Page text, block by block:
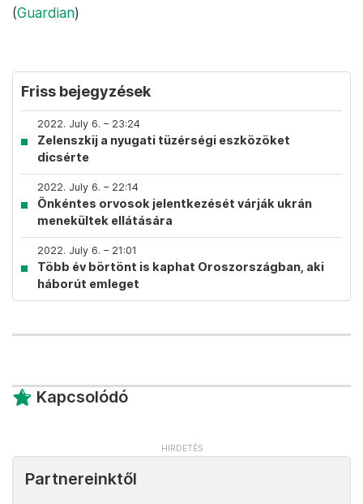
(Guardian)
Friss bejegyzések
2022. July 6. – 23:24
Zelenszkij a nyugati tüzérségi eszközöket
dicsérte
2022. July 6. – 22:14
Önkéntes orvosok jelentkezését várják ukrán
menekültek ellátására
2022. July 6. – 21:01
Több év börtönt is kaphat Oroszországban, aki
háborút emleget
Kapcsolódó
Partnereinktől